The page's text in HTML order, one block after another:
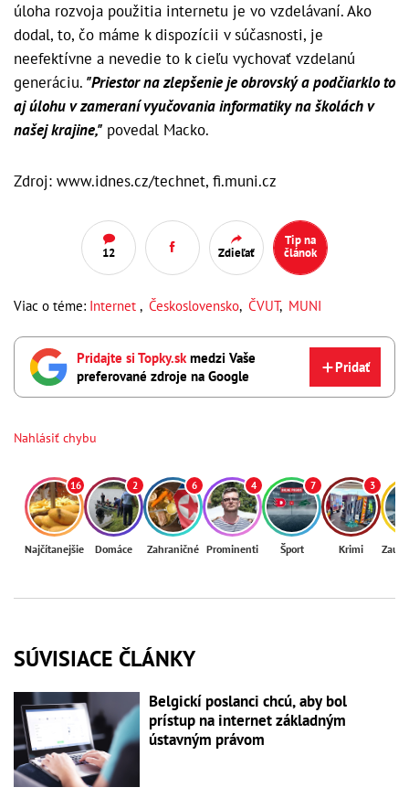
úloha rozvoja použitia internetu je vo vzdelávaní. Ako
dodal, to, čo máme k dispozícii v súčasnosti, je
neefektívne a nevedie to k cieľu vychovať vzdelanú
generáciu. "Priestor na zlepšenie je obrovský a podčiarklo to
aj úlohu v zameraní vyučovania informatiky na školách v
našej krajine," povedal Macko.
Zdroj: www.idnes.cz/technet, fi.muni.cz
12 Zdieľať
Tip na
článok
Viac o téme: Internet , Československo, ČVUT, MUNI
Pridajte si Topky.sk medzi Vaše
preferované zdroje na Google
Pridať
Nahlásiť chybu
16
Najčítanejšie
2
Domáce
6
Zahraničné
4
Prominenti
7
Šport
3
Krimi
SÚVISIACE ČLÁNKY
Belgickí poslanci chcú, aby bol
prístup na internet základným
ústavným právom